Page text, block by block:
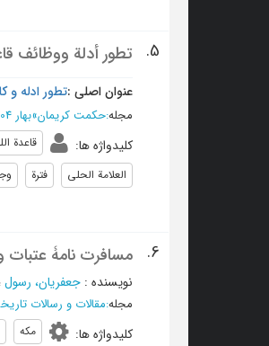
5. تطور أدلة ووظائف
عنوان اصلی :تطور ادله و
مجله:حکمت کریمان»بهار 1404 - شماره 11
کلیدواژه ها: قاعدة
العلامة الحلی
فترة
6. مسافرت نامۀ عتبات و مکه از سال ۱۲۸۸ ق . به قلم
نویسنده : جعفریان، رسول
مجله:مقالات و رسالات
کلیدواژه ها: مکه